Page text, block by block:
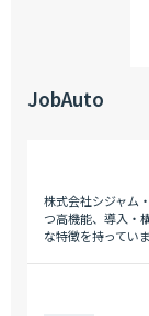
JobAuto
株式会社シジャム
つ高機能、導入・
な特徴を持っていま